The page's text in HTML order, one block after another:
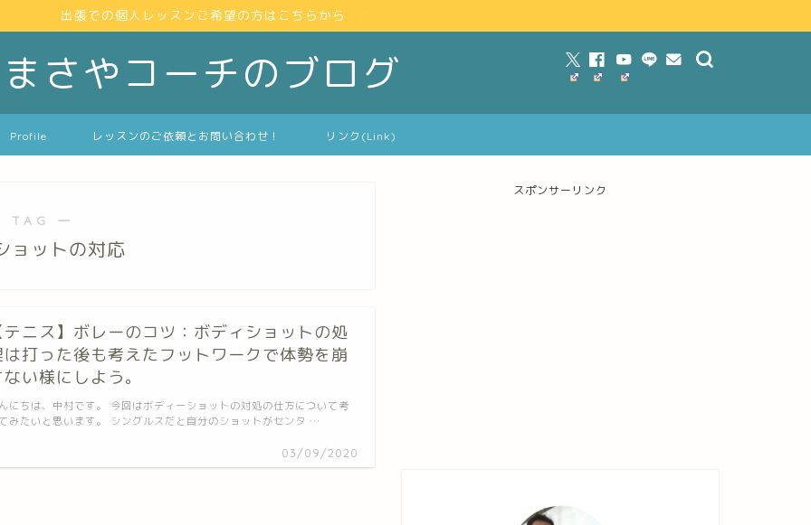
出張での個人レッスンご希望の方はこちらから
まさやコーチのブログ
Profile レッスンのご依頼とお問い合わせ！ リンク(Link)
TAG ―
ョットの対応
テニス】ボレーのコツ：ボディショットの処
は打った後も考えたフットワークで体勢を崩
い様にしよう。
03/09/2020
にちは、中村です。 今回はボディーショットの対処の仕方について考
みたいと思います。 シングルスだと自分のショットがセンタ …
スポンサーリンク